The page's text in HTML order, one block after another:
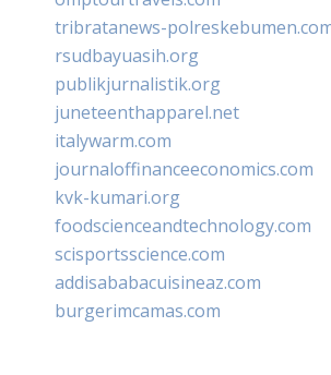
tribratanews-
rsudbayuasih.org
publikjurnalistik.org
juneteenthapparel.net
italywarm.com
journaloffinanceeconomics.com
kvk-kumari.org
foodscienceandtechnology.com
scisportsscience.com
addisababacuisineaz.com
burgerimcamas.com